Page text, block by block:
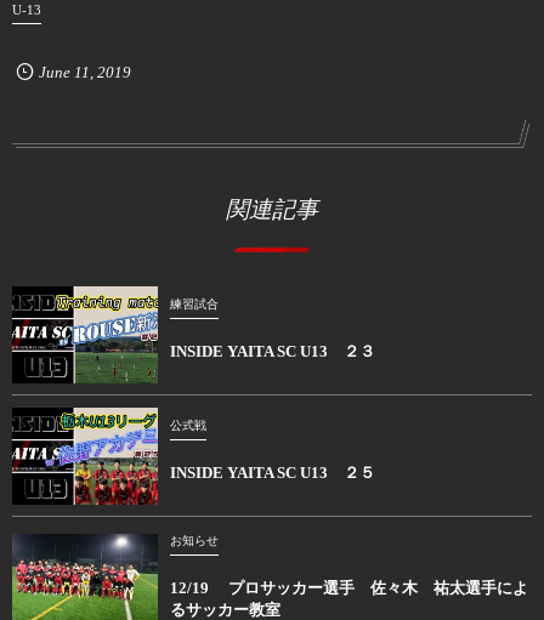
U-13
June 11 2019
関連記事
練習試合
INSIDE YAITA SC U13 ２３
公式戦
INSIDE YAITA SC U13 ２５
お知らせ
12/19 プロサッカー選手 佐々木 祐太選手によ
るサッカー教室